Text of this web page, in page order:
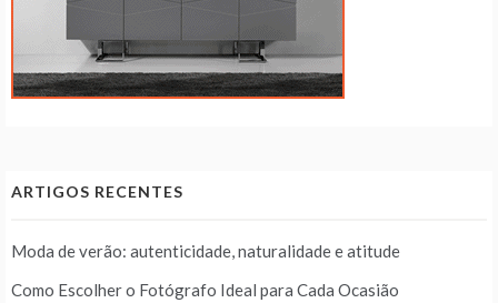
ARTIGOS RECENTES
Moda de verão: autenticidade, naturalidade e atitude
Como Escolher o Fotógrafo Ideal para Cada Ocasião